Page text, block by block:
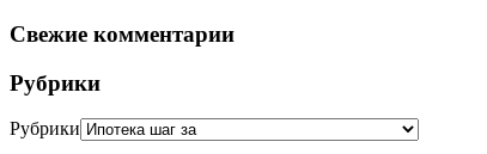
Свежие комментарии
Рубрики
Рубрики